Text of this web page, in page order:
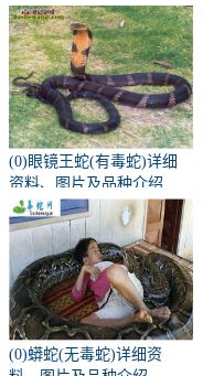
种介绍
(0)眼镜王蛇(有毒蛇)详细
资料、图片及品种介绍
(0)蟒蛇(无毒蛇)详细资